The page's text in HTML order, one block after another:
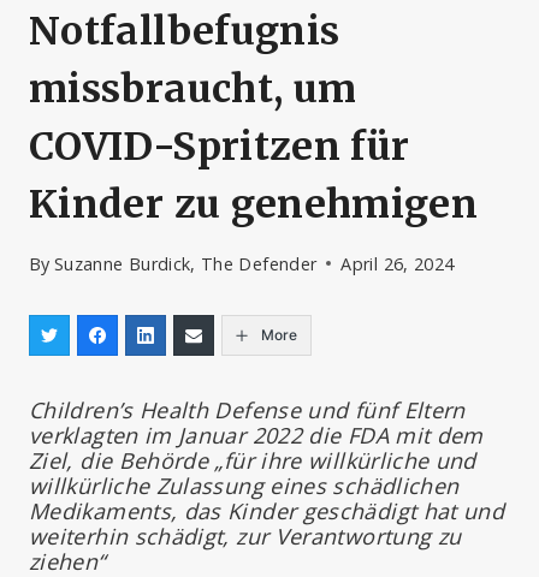
Notfallbefugnis
missbraucht, um
COVID-Spritzen für
Kinder zu genehmigen
By Suzanne Burdick, The Defender April 26, 2024
More
Children’s Health Defense und fünf Eltern
verklagten im Januar 2022 die FDA mit dem
Ziel, die Behörde „für ihre willkürliche und
willkürliche Zulassung eines schädlichen
Medikaments, das Kinder geschädigt hat und
weiterhin schädigt, zur Verantwortung zu
ziehen“